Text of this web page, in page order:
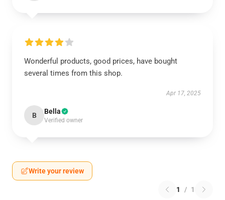
Wonderful products, good prices, have bought
several times from this shop.
Apr 17, 2025
B Bella
Verified owner
Write your review
1 / 1